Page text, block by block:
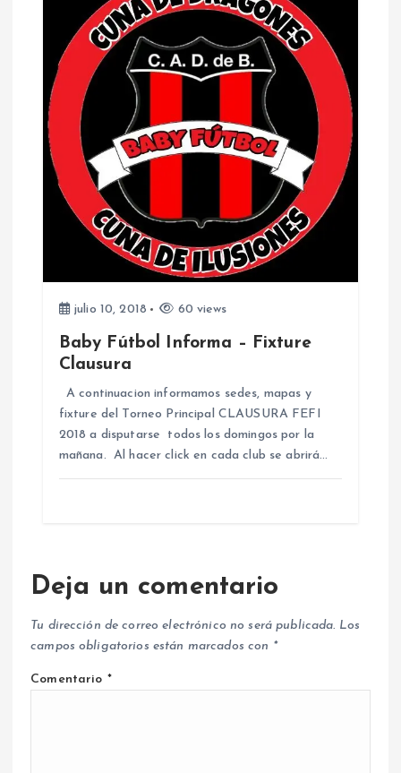
julio 10, 2018 60 views
Baby Fútbol Informa – Fixture
Clausura
A continuacion informamos sedes, mapas y
fixture del Torneo Principal CLAUSURA FEFI
2018 a disputarse todos los domingos por la
mañana. Al hacer click en cada club se abrirá…
Deja un comentario
Tu dirección de correo electrónico no será publicada. Los
campos obligatorios están marcados con *
Comentario *